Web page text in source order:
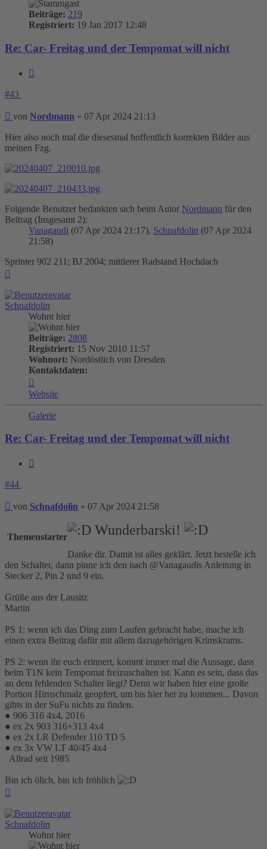
Beiträge: 219
Registriert: 19 Jan 2017 12:48
Re: Car- Freitag und der Tempomat will nicht
#43
Beitrag
von Nordmann » 07 Apr 2024 21:13
Hier also noch mal die diesesmal hoffentlich korrekten Bilder aus
meinen Fzg.
Folgende Benutzer bedankten sich beim Autor Nordmann für den
Beitrag (Insgesamt 2):
Vanagaudi (07 Apr 2024 21:17), Schnafdolin (07 Apr 2024
21:58)
Sprinter 902 211; BJ 2004; mittlerer Radstand Hochdach
Schnafdolin
Wohnt hier
Beiträge: 2808
Registriert: 15 Nov 2010 11:57
Wohnort: Nordöstlich von Dresden
Kontaktdaten:
von
Schnafdolin
Website
Galerie
Re: Car- Freitag und der Tempomat will nicht
#44
Beitrag
von Schnafdolin » 07 Apr 2024 21:58
Themenstarter Wunderbarski!
Danke dir. Damit ist alles geklärt. Jetzt bestelle ich
den Schalter, dann pinne ich den nach @Vanagaudis Anleitung in
Stecker 2, Pin 2 und 9 ein.
Grüße aus der Lausitz
Martin
PS 1: wenn ich das Ding zum Laufen gebracht habe, mache ich
einen extra Beitrag dafür mit allem dazugehörigen Krimskrams.
PS 2: wenn ihr euch erinnert, kommt immer mal die Aussage, dass
beim T1N kein Tempomat freizuschalten ist. Kann es sein, dass das
an dem fehlenden Schalter liegt? Denn wir haben hier eine große
Portion Hirnschmalz geopfert, um bis hier her zu kommen... Davon
gibts in der SuFu nichts zu finden.
● 906 316 4x4, 2016
● ex 2x 903 316+313 4x4
● ex 2x LR Defender 110 TD 5
● ex 3x VW LT 40/45 4x4
. Allrad seit 1985
Bin ich ölich, bin ich fröhlich
Schnafdolin
Wohnt hier